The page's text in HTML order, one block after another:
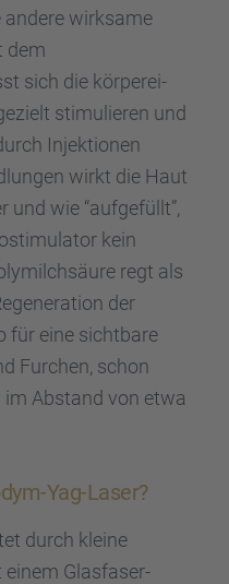
andere wirksame
dem
sich die körper­ei­
stimu­lie­ren und
Injek­tio­nen
wirkt die Haut
und wie “aufge­füllt”,
kein
regt als
der
für eine sicht­bare
Furchen, schon
im Abstand von etwa
Yag-Laser?
durch kleine
Glasfa­ser-